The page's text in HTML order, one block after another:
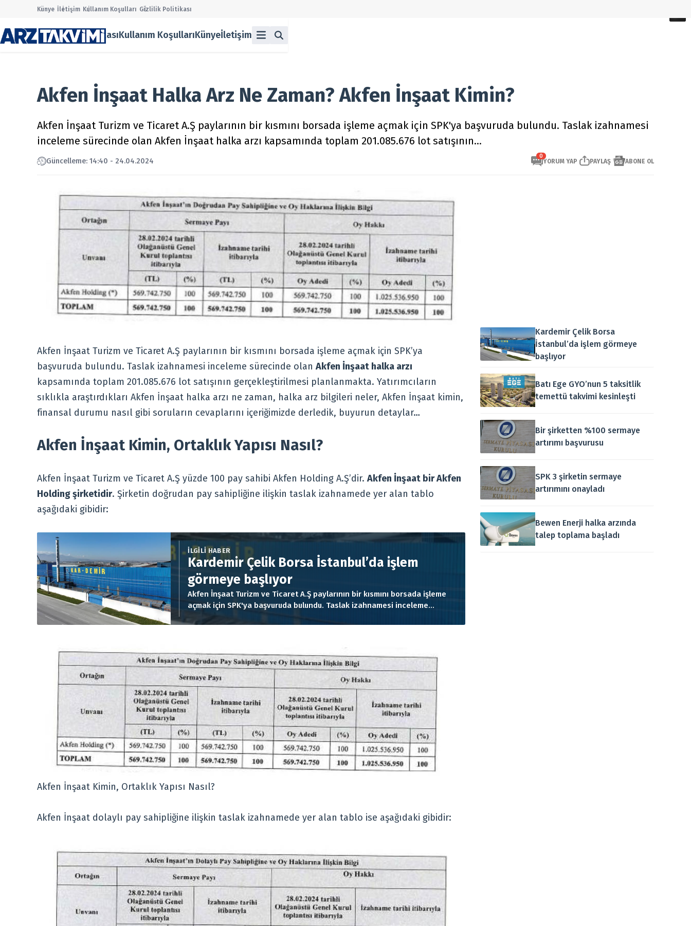
Main Menü
Borsa
Ekonomi
Temettü
Şirket Haberleri
Künye
İletişim
Künye İletişim Kullanım Koşulları Gizlilik Politikası
Gizlilik PolitikasıKullanım KoşullarıKünyeİletişim
Akfen İnşaat Halka Arz Ne Zaman? Akfen İnşaat Kimin?
Akfen İnşaat Turizm ve Ticaret A.Ş paylarının bir kısmını borsada işleme açmak için SPK'ya başvuruda bulundu. Taslak izahnamesi
inceleme sürecinde olan Akfen İnşaat halka arzı kapsamında toplam 201.085.676 lot satışının...
Güncelleme: 14:40 - 24.04.2024
0
YORUM YAP PAYLAŞ ABONE OL
Akfen İnşaat Turizm ve Ticaret A.Ş paylarının bir kısmını borsada işleme açmak için SPK’ya
başvuruda bulundu. Taslak izahnamesi inceleme sürecinde olan Akfen İnşaat halka arzı
kapsamında toplam 201.085.676 lot satışının gerçekleştirilmesi planlanmakta. Yatırımcıların
sıklıkla araştırdıkları Akfen İnşaat halka arzı ne zaman, halka arz bilgileri neler, Akfen İnşaat kimin,
finansal durumu nasıl gibi soruların cevaplarını içeriğimizde derledik, buyurun detaylar…
Akfen İnşaat Kimin, Ortaklık Yapısı Nasıl?
Akfen İnşaat Turizm ve Ticaret A.Ş yüzde 100 pay sahibi Akfen Holding A.Ş’dir. Akfen İnşaat bir Akfen
Holding şirketidir. Şirketin doğrudan pay sahipliğine ilişkin taslak izahnamede yer alan tablo
aşağıdaki gibidir:
İLGİLİ HABER
Kardemir Çelik Borsa İstanbul’da işlem
görmeye başlıyor
Akfen İnşaat Turizm ve Ticaret A.Ş paylarının bir kısmını borsada işleme
açmak için SPK'ya başvuruda bulundu. Taslak izahnamesi inceleme
sürecinde olan Akfen İnşaat halka arzı kapsamında toplam 201.085.676
lot satışının...
Akfen İnşaat Kimin, Ortaklık Yapısı Nasıl?
Akfen İnşaat dolaylı pay sahipliğine ilişkin taslak izahnamede yer alan tablo ise aşağıdaki gibidir:
Kardemir Çelik Borsa
İstanbul’da işlem görmeye
başlıyor
Batı Ege GYO’nun 5 taksitlik
temettü takvimi kesinleşti
Bir şirketten %100 sermaye
artırımı başvurusu
SPK 3 şirketin sermaye
artırımını onayladı
Bewen Enerji halka arzında
talep toplama başladı